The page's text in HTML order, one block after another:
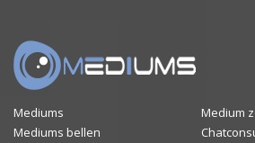
Mediums
Medium
Mediums bellen